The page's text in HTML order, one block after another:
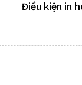
Điều kiện in